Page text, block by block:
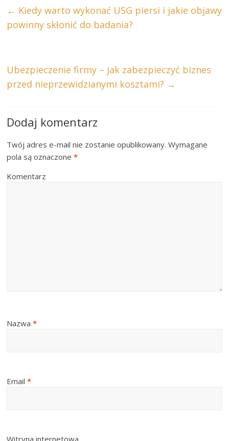
← Kiedy warto wykonać USG piersi i jakie objawy
powinny skłonić do badania?
Ubezpieczenie firmy – jak zabezpieczyć biznes
przed nieprzewidzianymi kosztami? →
Dodaj komentarz
Twój adres e-mail nie zostanie opublikowany. Wymagane
pola są oznaczone*
Komentarz
Nazwa*
Email*